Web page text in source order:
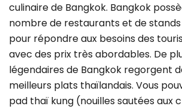
culinaire de Bangkok. Bangkok
nombre de restaurants et de
pour répondre aux besoins des
avec des prix très abordables. De
légendaires de Bangkok regorgent
meilleurs plats thaïlandais. Vous
pad thaï kung (nouilles sautées aux